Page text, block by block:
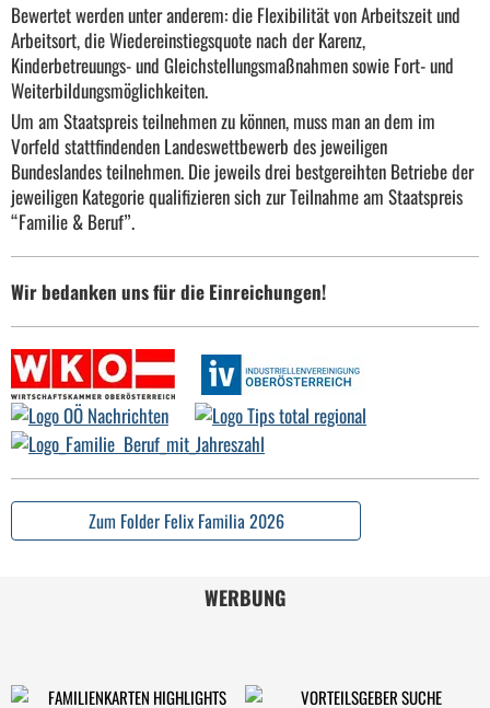
Bewertet werden unter anderem: die Flexibilität von Arbeitszeit und
Arbeitsort, die Wiedereinstiegsquote nach der Karenz,
Kinderbetreuungs- und Gleichstellungsmaßnahmen sowie Fort- und
Weiterbildungsmöglichkeiten.
Um am Staatspreis teilnehmen zu können, muss man an dem im
Vorfeld stattfindenden Landeswettbewerb des jeweiligen
Bundeslandes teilnehmen. Die jeweils drei bestgereihten Betriebe der
jeweiligen Kategorie qualifizieren sich zur Teilnahme am Staatspreis
“Familie & Beruf”.
Wir bedanken uns für die Einreichungen!
Zum Folder Felix Familia 2026
WERBUNG